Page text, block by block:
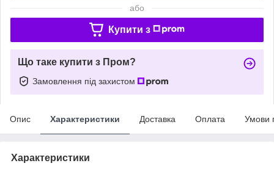
або
Купити з
Що таке купити з Пром?
Замовлення під захистом
Опис Характеристики Доставка Оплата Умови
Характеристики